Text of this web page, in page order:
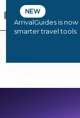
NEW
ArrivalGuides is
smarter travel tools